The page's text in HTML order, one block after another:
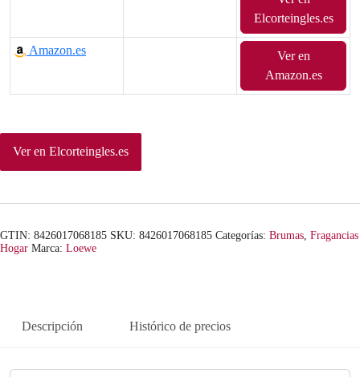
Elcorteingles.es
Amazon.es
Ver en
Amazon.es
Ver en Elcorteingles.es
GTIN: 8426017068185 SKU: 8426017068185 Categorías: Brumas Fragancias
Hogar Marca: Loewe
Descripción Histórico de precios